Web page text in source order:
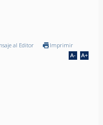
al Editor Imprimir